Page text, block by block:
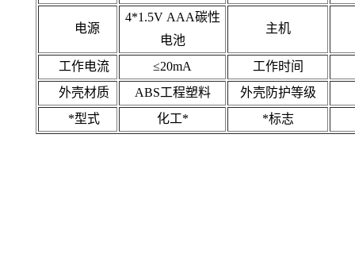
电源
4*1.5V AAA碳性
电池
主机
工作电流 ≤20mA
工作时间
外壳材质
ABS工程塑料
外壳防护等级
*型式
化工* *标志